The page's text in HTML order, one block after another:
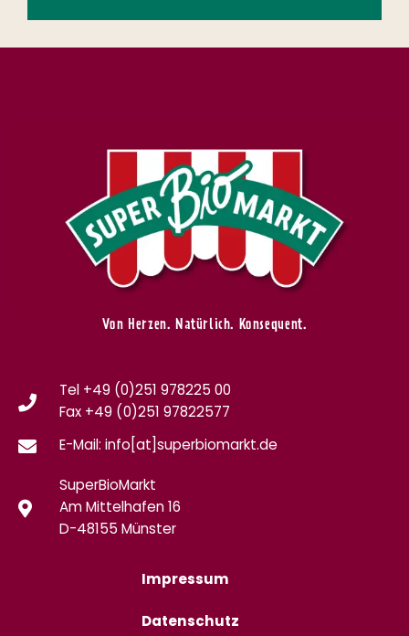
Von Herzen. Natürlich. Konsequent.
Tel +49 (0)251 978225 00
Fax +49 (0)251 97822577
E-Mail: info[at]superbiomarkt.de
SuperBioMarkt
Am Mittelhafen 16
D-48155 Münster
Impressum
Datenschutz